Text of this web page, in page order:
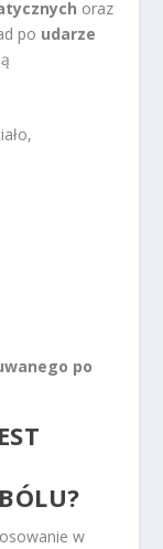
oraz
po udarze
po
w